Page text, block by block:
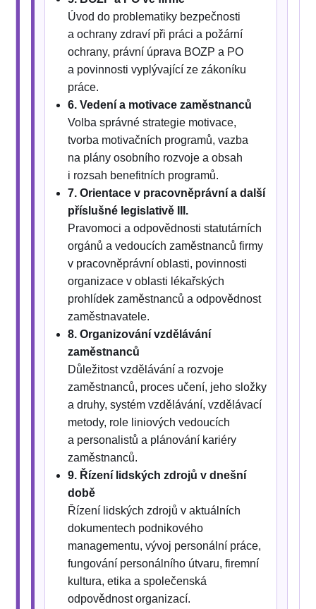
Úvod do problematiky bezpečnosti
a ochrany zdraví při práci a požární
ochrany, právní úprava BOZP a PO
a povinnosti vyplývající ze zákoníku
práce.
6. Vedení a motivace zaměstnanců
Volba správné strategie motivace,
tvorba motivačních programů, vazba
na plány osobního rozvoje a obsah
i rozsah benefitních programů.
7. Orientace v pracovněprávní a další
příslušné legislativě III.
Pravomoci a odpovědnosti statutárních
orgánů a vedoucích zaměstnanců firmy
v pracovněprávní oblasti, povinnosti
organizace v oblasti lékařských
prohlídek zaměstnanců a odpovědnost
zaměstnavatele.
8. Organizování vzdělávání
zaměstnanců
Důležitost vzdělávání a rozvoje
zaměstnanců, proces učení, jeho složky
a druhy, systém vzdělávání, vzdělávací
metody, role liniových vedoucích
a personalistů a plánování kariéry
zaměstnanců.
9. Řízení lidských zdrojů v dnešní
době
Řízení lidských zdrojů v aktuálních
dokumentech podnikového
managementu, vývoj personální práce,
fungování personálního útvaru, firemní
kultura, etika a společenská
odpovědnost organizací.